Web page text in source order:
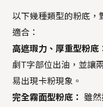
以下幾種類型的粉底，
適合：
高遮瑕力、厚重型粉底
劇T字部位出油，並讓
易出現卡粉現象。
完全霧面型粉底： 雖